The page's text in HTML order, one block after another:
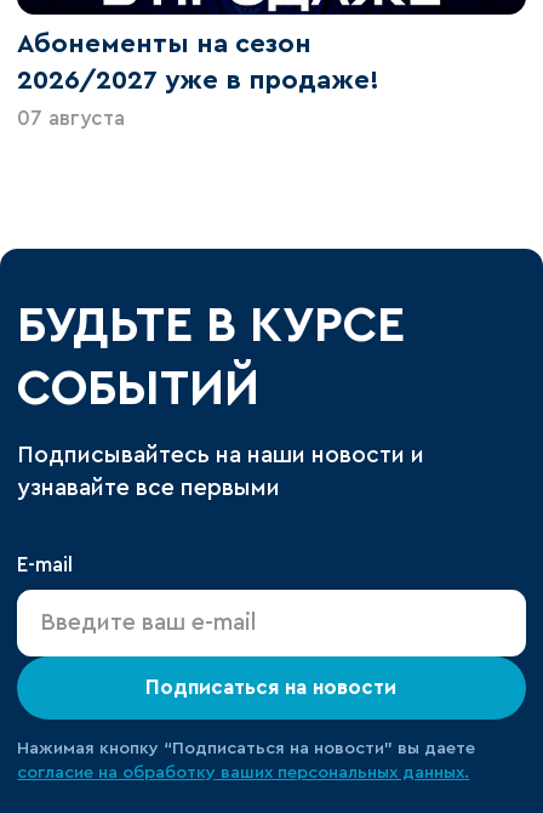
Абонементы на сезон
2026/2027 уже в продаже!
07 августа
БУДЬТЕ В КУРСЕ
СОБЫТИЙ
Подписывайтесь на наши новости и
узнавайте все первыми
E-mail
Подписаться на новости
Нажимая кнопку “Подписаться на новости” вы даете
согласие на обработку ваших персональных данных.